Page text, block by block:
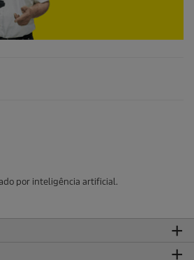
por inteligência artificial.